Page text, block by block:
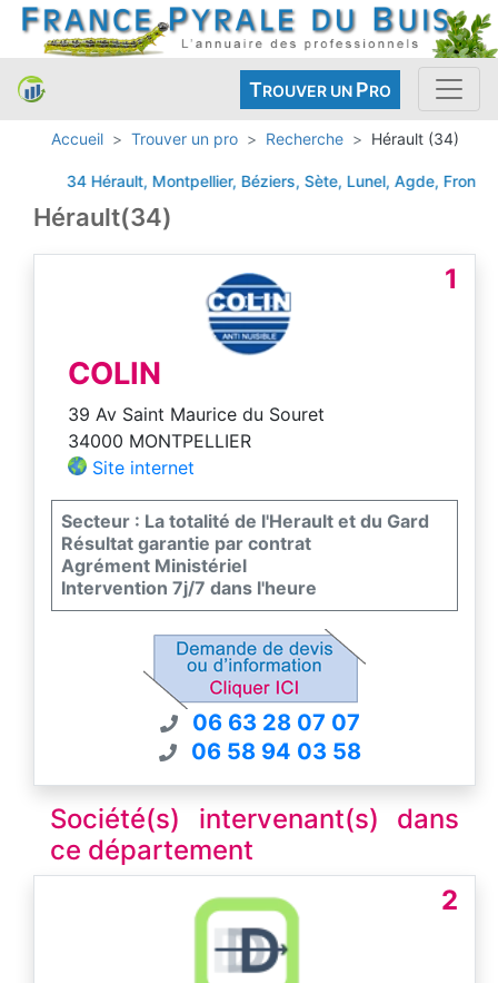
TROUVER UN PRO
Accueil Trouver un pro Recherche Hérault (34)
34 Hérault, Montpellier, Béziers, Sète, Lunel, Agde,
Hérault(34)
1
COLIN
39 Av Saint Maurice du Souret
34000 MONTPELLIER
Site internet
Secteur : La totalité de l'Herault et du Gard
Résultat garantie par contrat
Agrément Ministériel
Intervention 7j/7 dans l'heure
06 63 28 07 07
06 58 94 03 58
Société(s) intervenant(s) dans
ce département
2